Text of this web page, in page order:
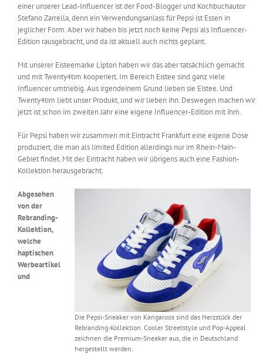
einer unserer Lead-Influencer ist der Food-Blogger und Kochbuchautor
Stefano Zarrella, denn ein Verwendungsanlass für Pepsi ist Essen in
jeglicher Form. Aber wir haben bis jetzt noch keine Pepsi als Influencer-
Edition rausgebracht, und da ist aktuell auch nichts geplant.
Mit unserer Eisteemarke Lipton haben wir das aber tatsächlich gemacht
und mit Twenty4tim kooperiert. Im Bereich Eistee sind ganz viele
Influencer umtriebig. Aus irgendeinem Grund lieben sie Eistee. Und
Twenty4tim liebt unser Produkt, und wir lieben ihn. Deswegen machen wir
jetzt ist schon im zweiten Jahr eine eigene Influencer-Edition mit ihm.
Für Pepsi haben wir zusammen mit Eintracht Frankfurt eine eigene Dose
produziert, die man als limited Edition allerdings nur im Rhein-Main-
Gebiet findet. Mit der Eintracht haben wir übrigens auch eine Fashion-
Kollektion herausgebracht.
Die Pepsi-Sneaker von Kangaroos sind das Herzstück der
Rebranding-Kollektion. Cooler Streetstyle und Pop-Appeal
zeichnen die Premium-Sneaker aus, die in Deutschland
hergestellt werden.
Abgesehen
von der
Rebranding-
Kollektion,
welche
haptischen
Werbeartikel
und